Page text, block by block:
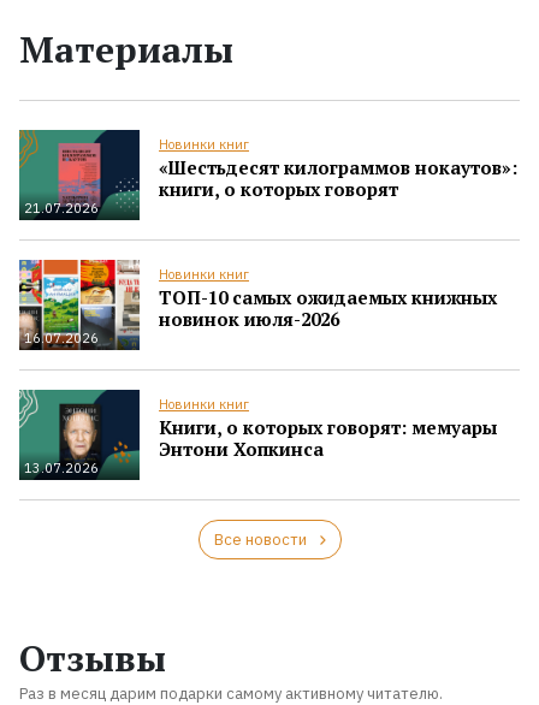
Материалы
21.07.2026
Новинки книг
«Шестьдесят килограммов нокаутов»:
книги, о которых говорят
16.07.2026
Новинки книг
ТОП-10 самых ожидаемых книжных
новинок июля-2026
13.07.2026
Новинки книг
Книги, о которых говорят: мемуары
Энтони Хопкинса
Все новости
Отзывы
Раз в месяц дарим подарки самому активному читателю.